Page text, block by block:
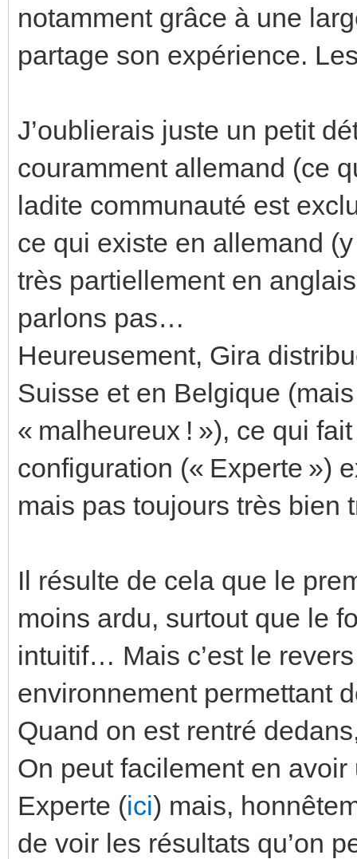
notamment grâce à une
partage son expérience.
J’oublierais juste un petit
couramment allemand (ce
ladite communauté est
ce qui existe en allemand
très partiellement en
parlons pas…
Heureusement, Gira
Suisse et en Belgique
« malheureux ! »), ce qui
configuration (« Experte »)
mais pas toujours très bien
Il résulte de cela que le
moins ardu, surtout que le
intuitif… Mais c’est le
environnement permettant
Quand on est rentré
On peut facilement en
Experte (ici) mais,
de voir les résultats qu’on